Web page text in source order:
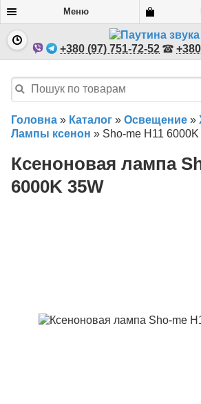
Меню
+380 (97) 751-72-52
Головна » Каталог » Освещение »
Лампы ксенон » Sho-me H11
Ксеноновая лампа
6000K 35W